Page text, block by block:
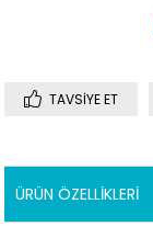
TAVSIYE ET
ÜRÜN ÖZELLIKLERI